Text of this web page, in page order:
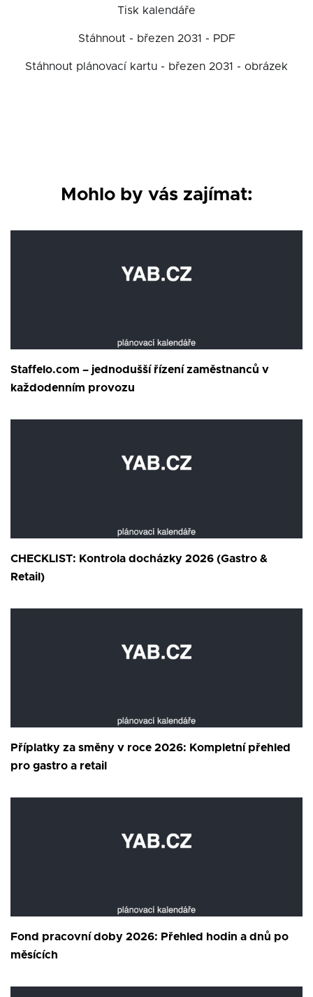
Tisk kalendáře
Stáhnout - březen 2031 - PDF
Stáhnout plánovací kartu - březen 2031 - obrázek
Mohlo by vás zajímat:
Staffelo.com – jednodušší řízení zaměstnanců v
každodenním provozu
CHECKLIST: Kontrola docházky 2026 (Gastro &
Retail)
Příplatky za směny v roce 2026: Kompletní přehled
pro gastro a retail
Fond pracovní doby 2026: Přehled hodin a dnů po
měsících